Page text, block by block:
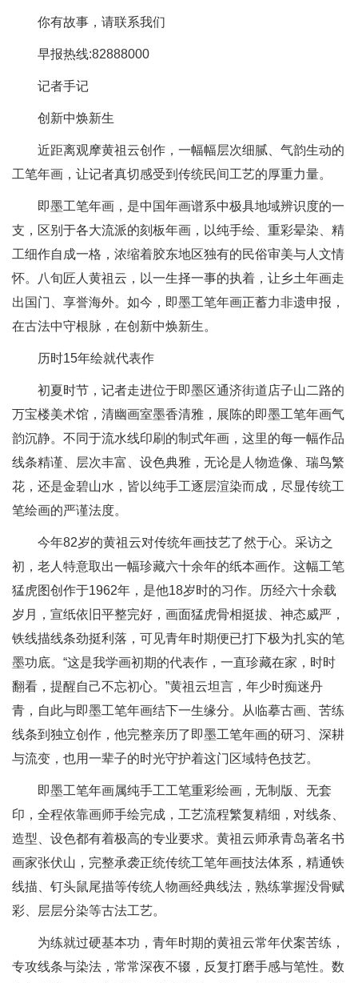
你有故事，请联系我们
早报热线:82888000
记者手记
创新中焕新生
近距离观摩黄祖云创作，一幅幅层次细腻、气韵生动的
工笔年画，让记者真切感受到传统民间工艺的厚重力量。
即墨工笔年画，是中国年画谱系中极具地域辨识度的一
支，区别于各大流派的刻板年画，以纯手绘、重彩晕染、精
工细作自成一格，浓缩着胶东地区独有的民俗审美与人文情
怀。八旬匠人黄祖云，以一生择一事的执着，让乡土年画走
出国门、享誉海外。如今，即墨工笔年画正蓄力非遗申报，
在古法中守根脉，在创新中焕新生。
历时15年绘就代表作
初夏时节，记者走进位于即墨区通济街道店子山二路的
万宝楼美术馆，清幽画室墨香清雅，展陈的即墨工笔年画气
韵沉静。不同于流水线印刷的制式年画，这里的每一幅作品
线条精谨、层次丰富、设色典雅，无论是人物造像、瑞鸟繁
花，还是金碧山水，皆以纯手工逐层渲染而成，尽显传统工
笔绘画的严谨法度。
今年82岁的黄祖云对传统年画技艺了然于心。采访之
初，老人特意取出一幅珍藏六十余年的纸本画作。这幅工笔
猛虎图创作于1962年，是他18岁时的习作。历经六十余载
岁月，宣纸依旧平整完好，画面猛虎骨相挺拔、神态威严，
铁线描线条劲挺利落，可见青年时期便已打下极为扎实的笔
墨功底。“这是我学画初期的代表作，一直珍藏在家，时时
翻看，提醒自己不忘初心。”黄祖云坦言，年少时痴迷丹
青，自此与即墨工笔年画结下一生缘分。从临摹古画、苦练
线条到独立创作，他完整亲历了即墨工笔年画的研习、深耕
与流变，也用一辈子的时光守护着这门区域特色技艺。
即墨工笔年画属纯手工工笔重彩绘画，无制版、无套
印，全程依靠画师手绘完成，工艺流程繁复精细，对线条、
造型、设色都有着极高的专业要求。黄祖云师承青岛著名书
画家张伏山，完整承袭正统传统工笔年画技法体系，精通铁
线描、钉头鼠尾描等传统人物画经典线法，熟练掌握没骨赋
彩、层层分染等古法工艺。
为练就过硬基本功，青年时期的黄祖云常年伏案苦练，
专攻线条与染法，常常深夜不辍，反复打磨手感与笔性。数